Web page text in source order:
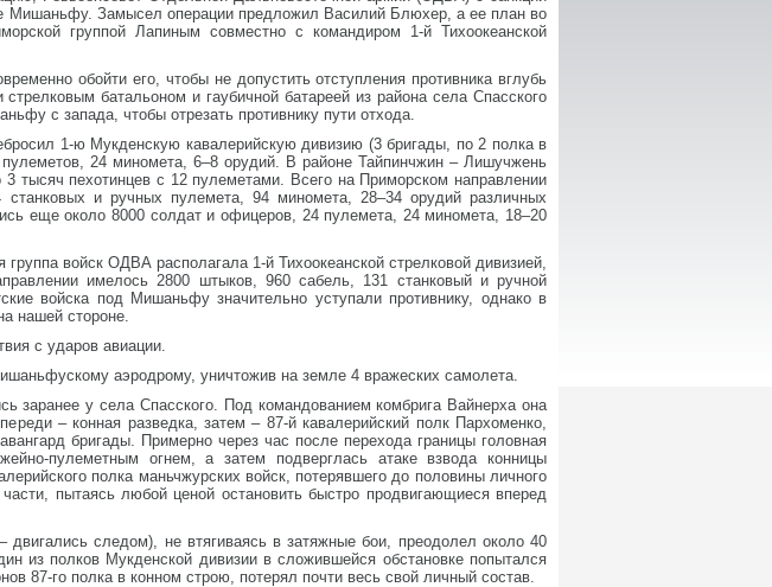
Мишаньфу. Замысел операции предложил Василий Блюхер, а ее план во
группой Лапиным совместно с командиром 1-й Тихоокеанской
обойти его, чтобы не допустить отступления противника вглубь
батальоном и гаубичной батареей из района села Спасского
с запада, чтобы отрезать противнику пути отхода.
1-ю Мукденскую кавалерийскую дивизию (3 бригады, по 2 полка в
24 миномета, 6–8 орудий. В районе Тайпинчжин – Лишучжень
тысяч пехотинцев с 12 пулеметами. Всего на Приморском направлении
и ручных пулемета, 94 миномета, 28–34 орудий различных
еще около 8000 солдат и офицеров, 24 пулемета, 24 миномета, 18–20
войск ОДВА располагала 1-й Тихоокеанской стрелковой дивизией,
имелось 2800 штыков, 960 сабель, 131 станковый и ручной
войска под Мишаньфу значительно уступали противнику, однако в
нашей стороне.
с ударов авиации.
аэродрому, уничтожив на земле 4 вражеских самолета.
заранее у села Спасского. Под командованием комбрига Вайнерха она
– конная разведка, затем – 87-й кавалерийский полк Пархоменко,
бригады. Примерно через час после перехода границы головная
пулеметным огнем, а затем подверглась атаке взвода конницы
полка маньчжурских войск, потерявшего до половины личного
пытаясь любой ценой остановить быстро продвигающиеся вперед
следом), не втягиваясь в затяжные бои, преодолел около 40
полков Мукденской дивизии в сложившейся обстановке попытался
87-го полка в конном строю, потерял почти весь свой личный состав.